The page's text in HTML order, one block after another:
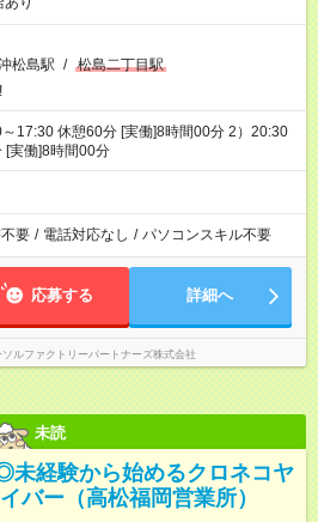
松島駅 / 松島二丁目駅
～17:30 休憩60分 [実働]8時間00分 2）20:30
[実働]8時間00分
要 / 電話対応なし / パソコンスキル不要
応募する 詳細へ
ソルファクトリーパートナーズ株式会社
未読
未経験から始めるクロネコヤ
バー（高松福岡営業所）